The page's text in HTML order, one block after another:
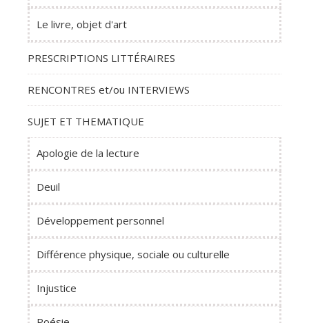
Le livre, objet d'art
PRESCRIPTIONS LITTÉRAIRES
RENCONTRES et/ou INTERVIEWS
SUJET ET THEMATIQUE
Apologie de la lecture
Deuil
Développement personnel
Différence physique, sociale ou culturelle
Injustice